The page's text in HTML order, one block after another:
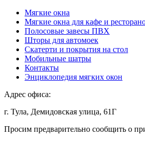
Мягкие окна
Мягкие окна для кафе и
Полосовые завесы ПВХ
Шторы для автомоек
Скатерти и покрытия на стол
Мобильные шатры
Контакты
Энциклопедия мягких окон
Адрес офиса:
г. Тула, Демидовская улица, 61Г
Просим предварительно сообщить о